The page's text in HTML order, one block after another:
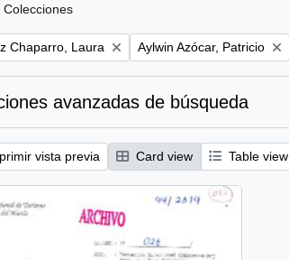
Colecciones
filter:
Chaparro, Laura Remove filter:
Aylwin Azócar, Patricio
avanzadas de búsqueda
vista previa Card view Table view